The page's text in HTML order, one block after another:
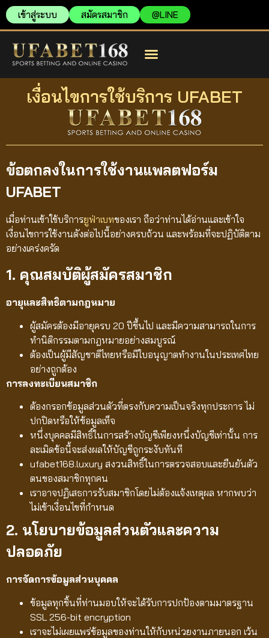
เข้าสู่ระบบ สมัครสมาชิก @LINE
เงื่อนไขการใช้บริการ UFABET
ข้อตกลงในการใช้งานแพลตฟอร์ม
UFABET
เมื่อท่านเข้าใช้บริการยูฟ่าเบทของเรา ถือว่าท่านได้อ่านและเข้าใจ
เงื่อนไขการใช้งานดังต่อไปนี้อย่างครบถ้วน และพร้อมที่จะปฏิบัติตาม
อย่างเคร่งครัด
1. คุณสมบัติผู้สมัครสมาชิก
อายุและสิทธิตามกฎหมาย
ผู้สมัครต้องมีอายุครบ 20 ปีขึ้นไป และมีความสามารถในการ
ทำนิติกรรมตามกฎหมายอย่างสมบูรณ์
ต้องเป็นผู้มีสัญชาติไทยหรือมีใบอนุญาตทำงานในประเทศไทย
อย่างถูกต้อง
การลงทะเบียนสมาชิก
ต้องกรอกข้อมูลส่วนตัวที่ตรงกับความเป็นจริงทุกประการ ไม่
ปกปิดหรือให้ข้อมูลเท็จ
หนึ่งบุคคลมีสิทธิ์ในการสร้างบัญชีเพียงหนึ่งบัญชีเท่านั้น การ
ละเมิดข้อนี้จะส่งผลให้บัญชีถูกระงับทันที
ufabet168.luxury สงวนสิทธิ์ในการตรวจสอบและยืนยันตัว
ตนของสมาชิกทุกคน
เราอาจปฏิเสธการรับสมาชิกโดยไม่ต้องแจ้งเหตุผล หากพบว่า
ไม่เข้าเงื่อนไขที่กำหนด
2. นโยบายข้อมูลส่วนตัวและความ
ปลอดภัย
การจัดการข้อมูลส่วนบุคคล
ข้อมูลทุกชิ้นที่ท่านมอบให้จะได้รับการปกป้องตามมาตรฐาน
SSL 256-bit encryption
เราจะไม่เผยแพร่ข้อมูลของท่านให้กับหน่วยงานภายนอก เว้น